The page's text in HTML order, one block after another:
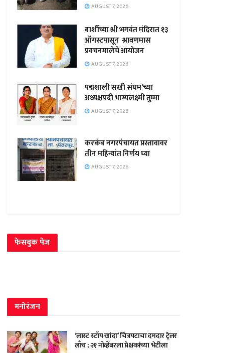
AUGUST 7, 2026
बार्शीच्या श्री भगवंत मंदिरात १३
ऑगस्टपासून श्रावणमास
प्रवचनमालेचे आयोजन
AUGUST 7, 2026
पद्मशाली सखी संघम’च्या
अध्यक्षपदी भाग्यलक्ष्मी तुम्मा
AUGUST 7, 2026
करकंब नगरपंचायत प्रस्तावावर
तीन महिन्यांत निर्णय घ्या
AUGUST 7, 2026
फेसबुक पेज
मनोरंजन
‘लास्ट स्टॉप खांदा’ चित्रपटाचा दमदार ट्रेलर
लाँच ; २१ नोव्हेंबरला प्रेक्षकांच्या भेटीला